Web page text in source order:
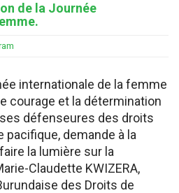
de la Journée
internationale de la femme
courage et la détermination
défenseures des droits
pacifique, demande à la
la lumière sur la
Claudette KWIZERA,
des Droits de